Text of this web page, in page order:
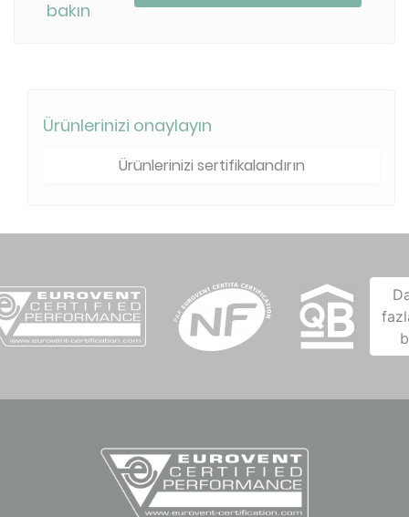
bakın
Ürünlerinizi onaylayın
Ürünlerinizi sertifikalandırın